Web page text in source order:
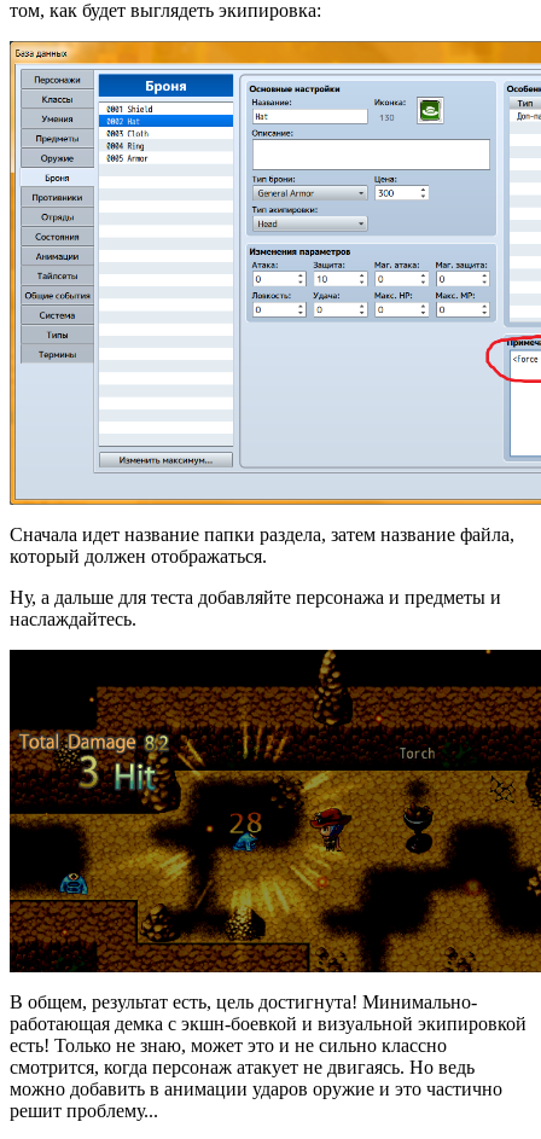
том, как будет выглядеть экипировка:
Сначала идет название папки раздела, затем название файла,
который должен отображаться.
Ну, а дальше для теста добавляйте персонажа и предметы и
наслаждайтесь.
В общем, результат есть, цель достигнута! Минимально-
работающая демка с экшн-боевкой и визуальной экипировкой
есть! Только не знаю, может это и не сильно классно
смотрится, когда персонаж атакует не двигаясь. Но ведь
можно добавить в анимации ударов оружие и это частично
решит проблему...